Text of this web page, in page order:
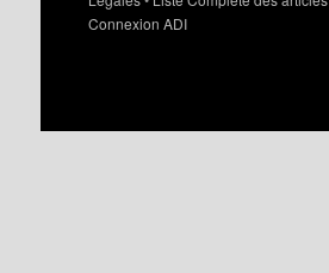
Connexion ADI